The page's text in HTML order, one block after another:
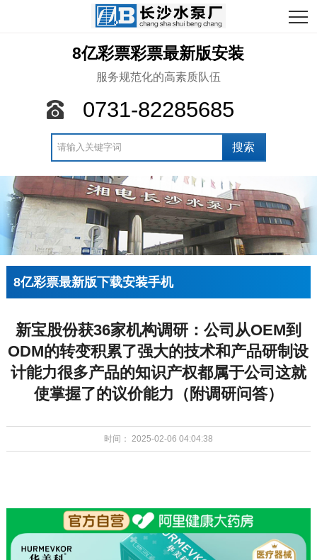
8亿彩票彩票最新版安装
服务规范化的高素质队伍
0731-82285685
8亿彩票最新版下载安装手机
新宝股份获36家机构调研：公司从OEM到
ODM的转变积累了强大的技术和产品研制设
计能力很多产品的知识产权都属于公司这就
使掌握了的议价能力（附调研问答）
时间： 2025-02-06 04:04:38